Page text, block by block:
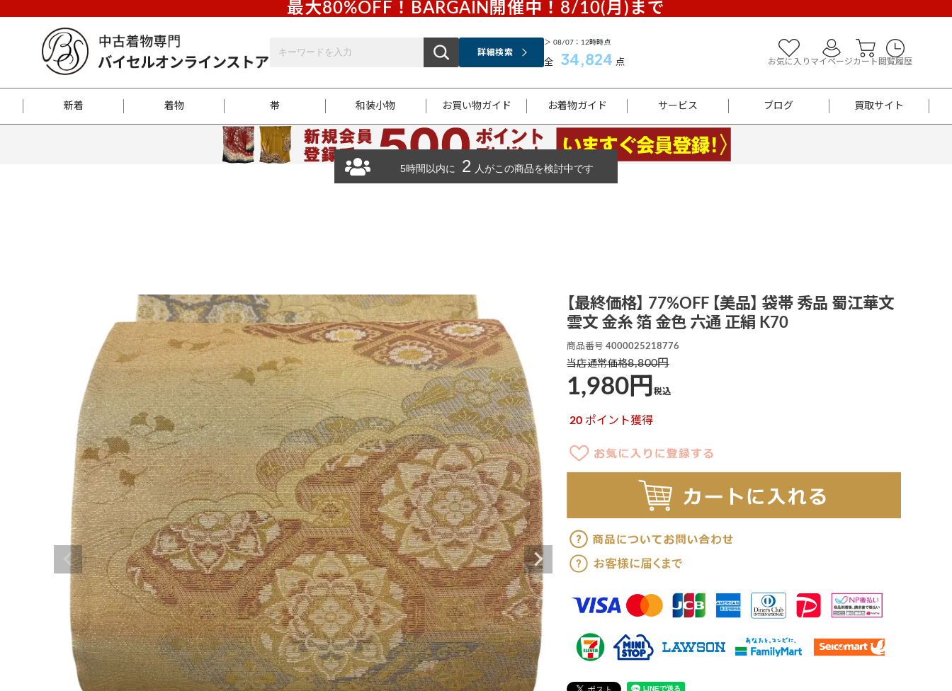
最大80%OFF！BARGAIN開催中！8/10(月)まで
詳細検索
＞ 08/07：12時時点
全 34,824 点 お気に入り マイページカート 閲覧履歴
新着 着物 帯 和装小物 お買い物ガイド
お客様に届くまで お支払いについて 着物参考サイズ/採寸について
お着物ガイド
はじめてのお着物ガイド サイズ案内 和色チャート集
サービス
商品お取り寄せサービス 新規会員登録 お問い合わせ
ブログ
着物知識 スタッフブログ
買取サイト
【最終価格】 77%OFF 【美品】 袋帯 秀品 蜀江華文
雲文 金糸 箔 金色 六通 正絹 K70
商品番号 4000025218776
当店通常価格8,800
1,980 税込
20 ポイント獲得
5時間以内に 2 人がこの商品を検討中です